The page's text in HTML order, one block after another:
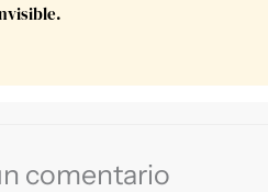
comentario